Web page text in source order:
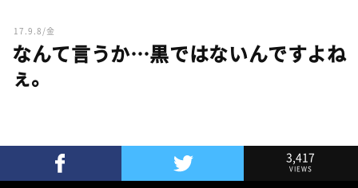
17.9.8/金
なんて言うか…黒ではないんですよね
ぇ。
3,417
VIEWS